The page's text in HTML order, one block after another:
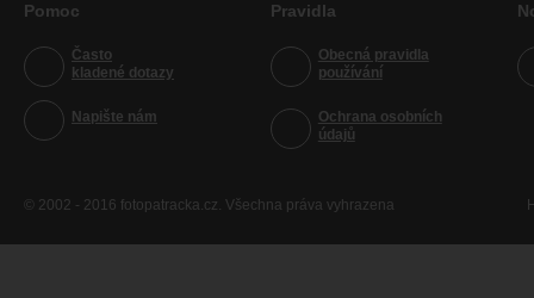
Pomoc
Často
kladené dotazy
Napište nám
Pravidla
Obecná pravidla
používání
Ochrana osobních
údajů
© 2002 - 2016 fotopatracka.cz. Všechna práva vyhrazena